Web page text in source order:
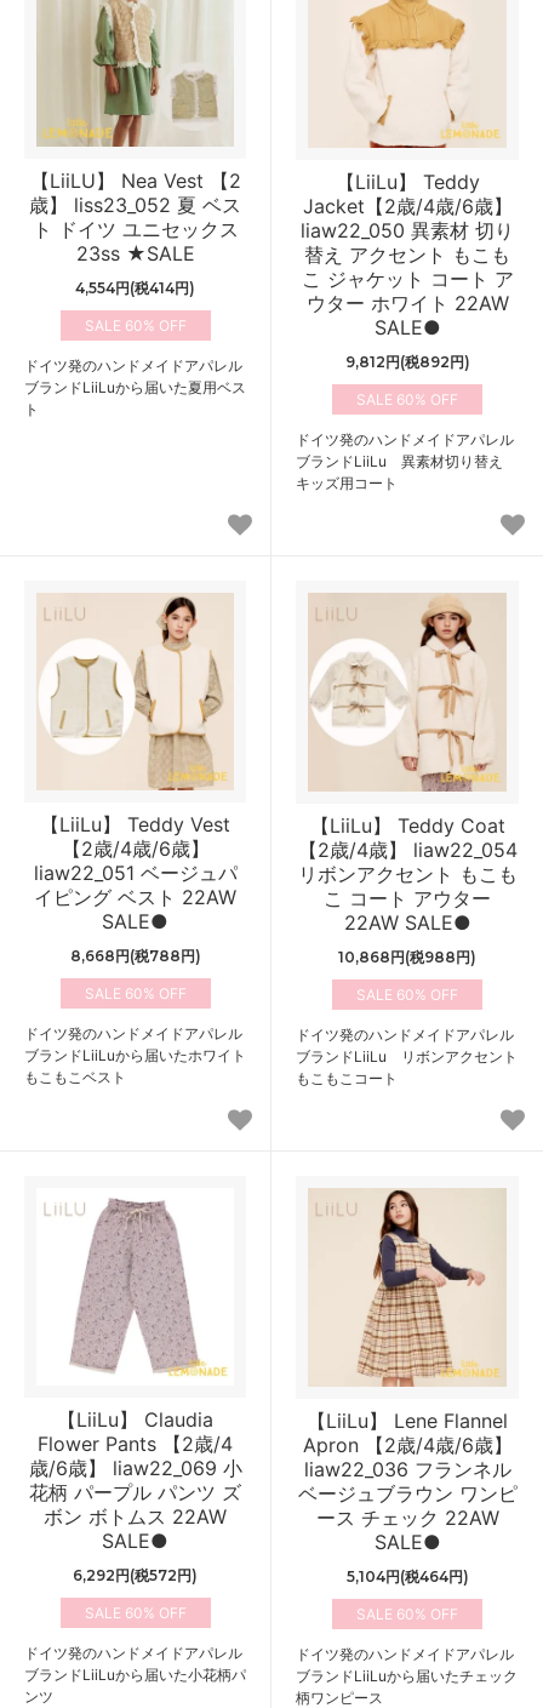
【LiiLU】 Nea Vest 【2
歳】 liss23_052 夏 ベス
ト ドイツ ユニセックス
23ss ★SALE
4,554円(税414円)
60%
ドイツ発のハンドメイドアパレル
ブランドLiiLuから届いた夏用ベス
ト
【LiiLu】 Teddy
Jacket【2歳/4歳/6歳】
liaw22_050 異素材 切り
替え アクセント もこも
こ ジャケット コート ア
ウター ホワイト 22AW
SALE●
9,812円(税892円)
60%
ドイツ発のハンドメイドアパレル
ブランドLiiLu 異素材切り替え
キッズ用コート
【LiiLu】 Teddy Vest
【2歳/4歳/6歳】
liaw22_051 ベージュパ
イピング ベスト 22AW
SALE●
8,668円(税788円)
60%
ドイツ発のハンドメイドアパレル
ブランドLiiLuから届いたホワイト
もこもこベスト
【LiiLu】 Teddy Coat
【2歳/4歳】 liaw22_054
リボンアクセント もこも
こ コート アウター
22AW SALE●
10,868円(税988円)
60%
ドイツ発のハンドメイドアパレル
ブランドLiiLu リボンアクセント
もこもこコート
【LiiLu】 Claudia
Flower Pants 【2歳/4
歳/6歳】 liaw22_069 小
花柄 パープル パンツ ズ
ボン ボトムス 22AW
SALE●
6,292円(税572円)
60%
ドイツ発のハンドメイドアパレル
ブランドLiiLuから届いた小花柄パ
ンツ
【LiiLu】 Lene Flannel
Apron 【2歳/4歳/6歳】
liaw22_036 フランネル
ベージュブラウン ワンピ
ース チェック 22AW
SALE●
5,104円(税464円)
60%
ドイツ発のハンドメイドアパレル
ブランドLiiLuから届いたチェック
柄ワンピース